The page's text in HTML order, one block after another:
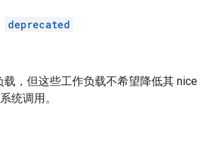
deprecated
载，但这些工作负载不希望降低其 nice
统调用。